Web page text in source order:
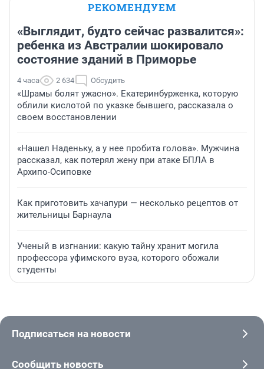
РЕКОМЕНДУЕМ
«Выглядит, будто сейчас развалится»:
ребенка из Австралии шокировало
состояние зданий в Приморье
4 часа 2 634 Обсудить
«Шрамы болят ужасно». Екатеринбурженка, которую
облили кислотой по указке бывшего, рассказала о
своем восстановлении
«Нашел Наденьку, а у нее пробита голова». Мужчина
рассказал, как потерял жену при атаке БПЛА в
Архипо-Осиповке
Как приготовить хачапури — несколько рецептов от
жительницы Барнаула
Ученый в изгнании: какую тайну хранит могила
профессора уфимского вуза, которого обожали
студенты
Подписаться на новости
Сообщить новость